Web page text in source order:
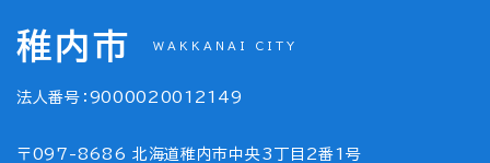
稚内市 WAKKANAI CITY
法人番号：9000020012149
〒097-8686 北海道稚内市中央3丁目2番1号